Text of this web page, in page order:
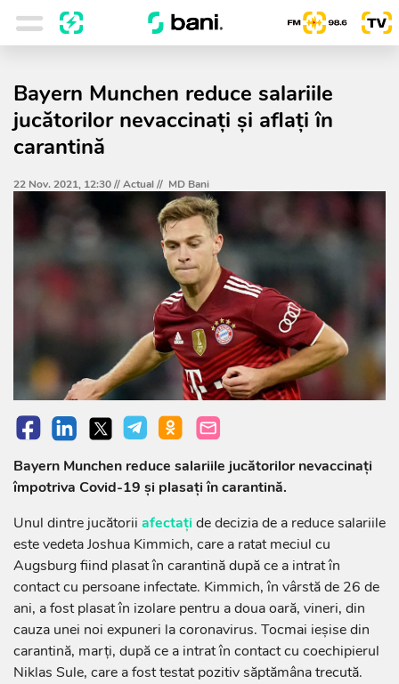
Bayern Munchen reduce salariile
jucătorilor nevaccinați și aflați în
carantină
22 Nov. 2021, 12:30 //Actual// MD Bani
Bayern Munchen reduce salariile jucătorilor nevaccinaţi
împotriva Covid-19 şi plasaţi în carantină.
Unul dintre jucătorii afectațide decizia de a reduce salariile
este vedeta Joshua Kimmich, care a ratat meciul cu
Augsburg fiind plasat în carantină după ce a intrat în
contact cu persoane infectate. Kimmich, în vârstă de 26 de
ani, a fost plasat în izolare pentru a doua oară, vineri, din
cauza unei noi expuneri la coronavirus. Tocmai ieşise din
carantină, marţi, după ce a intrat în contact cu coechipierul
Niklas Sule, care a fost testat pozitiv săptămâna trecută.